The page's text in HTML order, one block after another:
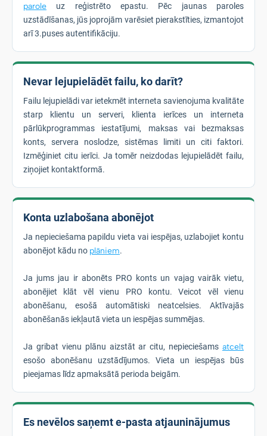
parole uz reģistrēto epastu. Pēc jaunas paroles
uzstādīšanas, jūs joprojām varēsiet pierakstīties, izmantojot
arī 3.puses autentifikāciju.
Nevar lejupielādēt failu, ko darīt?
Failu lejupielādi var ietekmēt interneta savienojuma kvalitāte
starp klientu un serveri, klienta ierīces un interneta
pārlūkprogrammas iestatījumi, maksas vai bezmaksas
konts, servera noslodze, sistēmas limiti un citi faktori.
Izmēģiniet citu ierīci. Ja tomēr neizdodas lejupielādēt failu,
ziņojiet kontaktformā.
Konta uzlabošana abonējot
Ja nepieciešama papildu vieta vai iespējas, uzlabojiet kontu
abonējot kādu no plāniem.
Ja jums jau ir abonēts PRO konts un vajag vairāk vietu,
abonējiet klāt vēl vienu PRO kontu. Veicot vēl vienu
abonēšanu, esošā automātiski neatcelsies. Aktīvajās
abonēšanās iekļautā vieta un iespējas summējas.
Ja gribat vienu plānu aizstāt ar citu, nepieciešams atcelt
esošo abonēšanu uzstādījumos. Vieta un iespējas būs
pieejamas līdz apmaksātā perioda beigām.
Es nevēlos saņemt e-pasta atjauninājumus